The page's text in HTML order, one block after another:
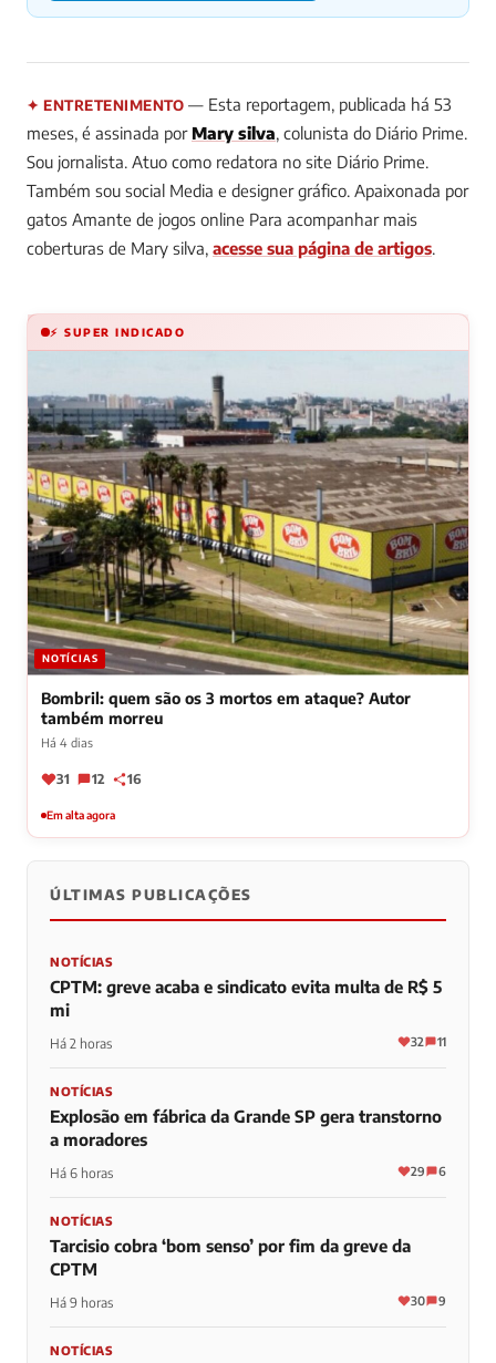
✦ ENTRETENIMENTO — Esta reportagem, publicada há 53
meses, é assinada por Mary silva, colunista do Diário Prime.
Sou jornalista. Atuo como redatora no site Diário Prime.
Também sou social Media e designer gráfico. Apaixonada por
gatos Amante de jogos online Para acompanhar mais
coberturas de Mary silva, acesse sua página de artigos.
⚡ SUPER INDICADO
NOTÍCIAS
Bombril: quem são os 3 mortos em ataque? Autor
também morreu
Há 4 dias
31 12 16
Em alta agora
ÚLTIMAS PUBLICAÇÕES
NOTÍCIAS
CPTM: greve acaba e sindicato evita multa de R$ 5
mi
Há 2 horas 32 11
NOTÍCIAS
Explosão em fábrica da Grande SP gera transtorno
a moradores
Há 6 horas 29 6
NOTÍCIAS
Tarcisio cobra ‘bom senso’ por fim da greve da
CPTM
Há 9 horas 30 9
NOTÍCIAS